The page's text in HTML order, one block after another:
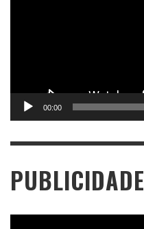
00:00
PUBLICIDADE